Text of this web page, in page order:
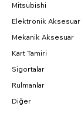
Mitsubishi
Elektronik Aksesuar
Mekanik Aksesuar
Kart Tamiri
Sigortalar
Rulmanlar
Diğer